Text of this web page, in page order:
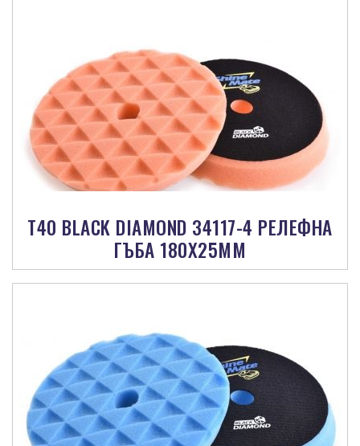
Т40 BLACK DIAMOND 34117-4 РЕЛЕФНА
ГЪБА 180X25MM